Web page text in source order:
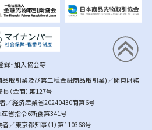
録・加入協会等
取引業及び第二種金融商品取引業)／関東財務
長（金商）第127号
／経済産業省20240430商第6号
省指令6新食第341号
／東京都知事（1）第110368号